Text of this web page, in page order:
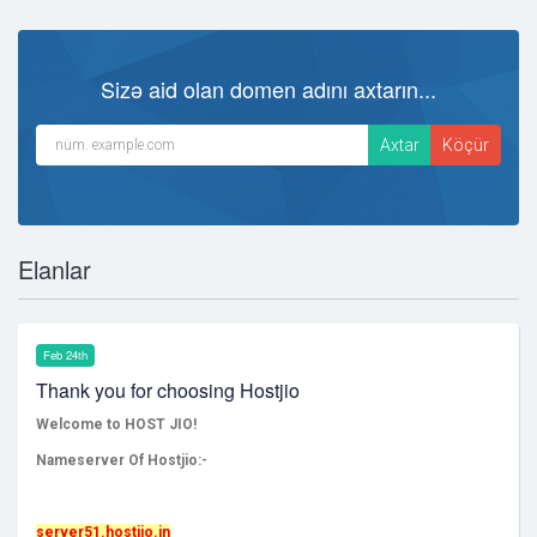
Sizə aid olan domen adını axtarın...
Elanlar
Feb 24th
Thank you for choosing Hostjio
Welcome to HOST JIO!
Nameserver Of Hostjio:-
server51.hostjio.in